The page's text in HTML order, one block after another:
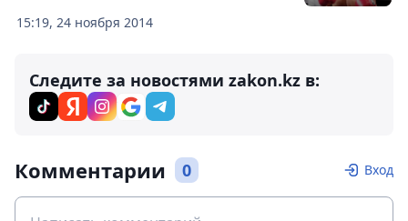
15:19, 24 ноября 2014
Следите за новостями zakon.kz в:
Комментарии 0 Вход